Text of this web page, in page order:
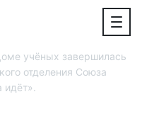
учёных завершилась
отделения Союза
идёт».